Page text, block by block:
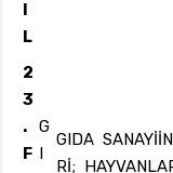
L
2
3
.
F
G
GIDA
Rİ;